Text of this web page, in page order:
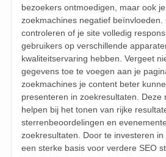
bezoekers ontmoedigen, maar ook
zoekmachines negatief beïnvloeden.
controleren of je site volledig
gebruikers op verschillende
kwaliteitservaring hebben. Vergeet
gegevens toe te voegen aan je
zoekmachines je content beter
presenteren in zoekresultaten. Deze
helpen bij het tonen van rijke
sterrenbeoordelingen en
zoekresultaten. Door te investeren
een sterke basis voor verdere SEO